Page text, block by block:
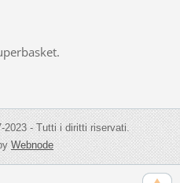
2023 - Tutti i diritti riservati.
Webnode